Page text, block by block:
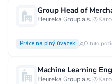
Group Head of
Heureka Group a.s.|
Práce na plný úvazek O tuto
Machine Learning
Heureka Group a.s.|
Vzdělání
Vzdělání není podstatné
Odborné vyučení bez maturity
Vyšší odborné
Bakalářské